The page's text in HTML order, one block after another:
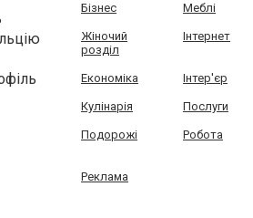
Бізнес Меблі
Жіночий
розділ
Інтернет
Економіка Інтер'єр
Кулінарія Послуги
Подорожі Робота
Реклама